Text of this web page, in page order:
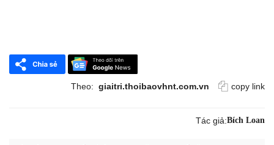
Theo: giaitri.thoibaovhnt.com.vn copy link
Tác giả:Bích Loan